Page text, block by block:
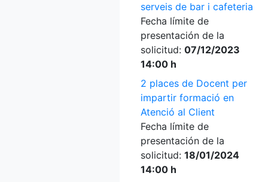
serveis de bar i cafeteria
Fecha límite de
presentación de la
solicitud: 07/12/2023
14:00 h
2 places de Docent per
impartir formació en
Atenció al Client
Fecha límite de
presentación de la
solicitud: 18/01/2024
14:00 h